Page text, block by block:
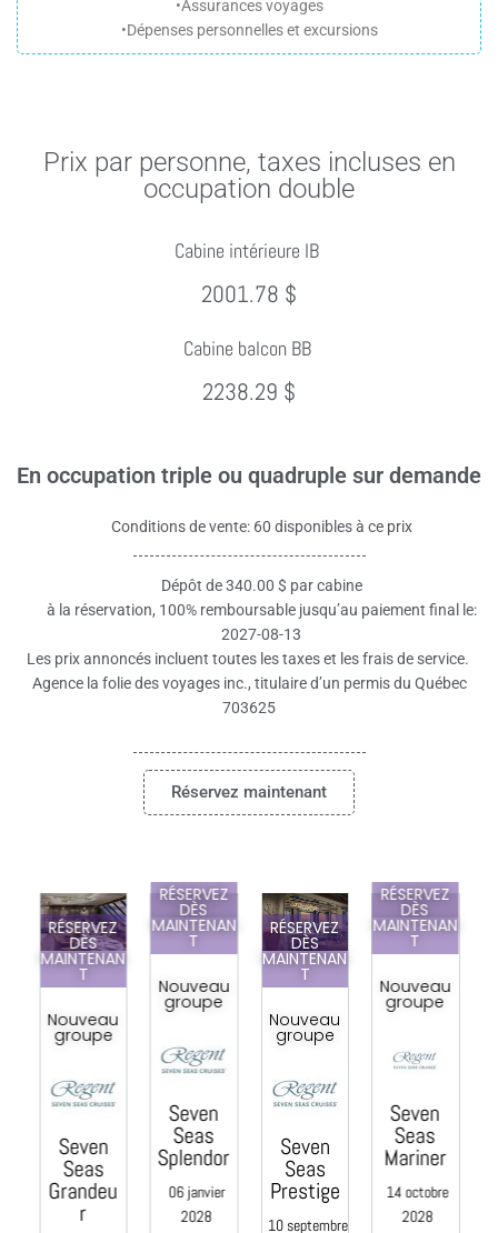
•Assurances voyages
•Dépenses personnelles et excursions
Prix par personne, taxes incluses en
occupation double
Cabine intérieure IB
2001.78 $
Cabine balcon BB
2238.29 $
En occupation triple ou quadruple sur demande
Conditions de vente: 60 disponibles à ce prix
Dépôt de 340.00 $ par cabine
à la réservation, 100% remboursable jusqu’au paiement final le:
2027-08-13
Les prix annoncés incluent toutes les taxes et les frais de service.
Agence la folie des voyages inc., titulaire d’un permis du Québec
703625
Réservez maintenant
RÉSERVEZ
DÈS
MAINTENAN
T
Nouveau
groupe
Seven
Seas
Grandeu
r
RÉSERVEZ
DÈS
MAINTENAN
T
Nouveau
groupe
Seven
Seas
Splendor
06 janvier
2028
RÉSERVEZ
DÈS
MAINTENAN
T
Nouveau
groupe
Seven
Seas
Prestige
10 septembre
RÉSERVEZ
DÈS
MAINTENAN
T
Nouveau
groupe
Seven
Seas
Mariner
14 octobre
2028